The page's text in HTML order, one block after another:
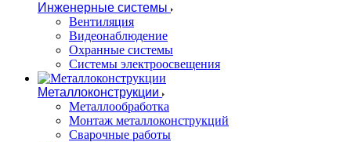
Инженерные системы
Вентиляция
Видеонаблюдение
Охранные системы
Системы электроосвещения
Металлоконструкции
Металлообработка
Монтаж металлоконструкций
Сварочные работы